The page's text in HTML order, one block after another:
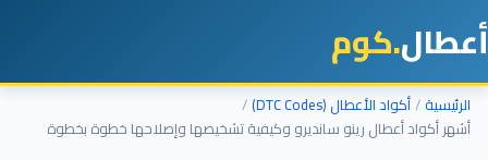
أعطال.كوم
الرئيسية أكواد الأعطال (DTC Codes)
أشهر أكواد أعطال رينو سانديرو وكيفية تشخيصها وإصلاحها خطوة بخطوة